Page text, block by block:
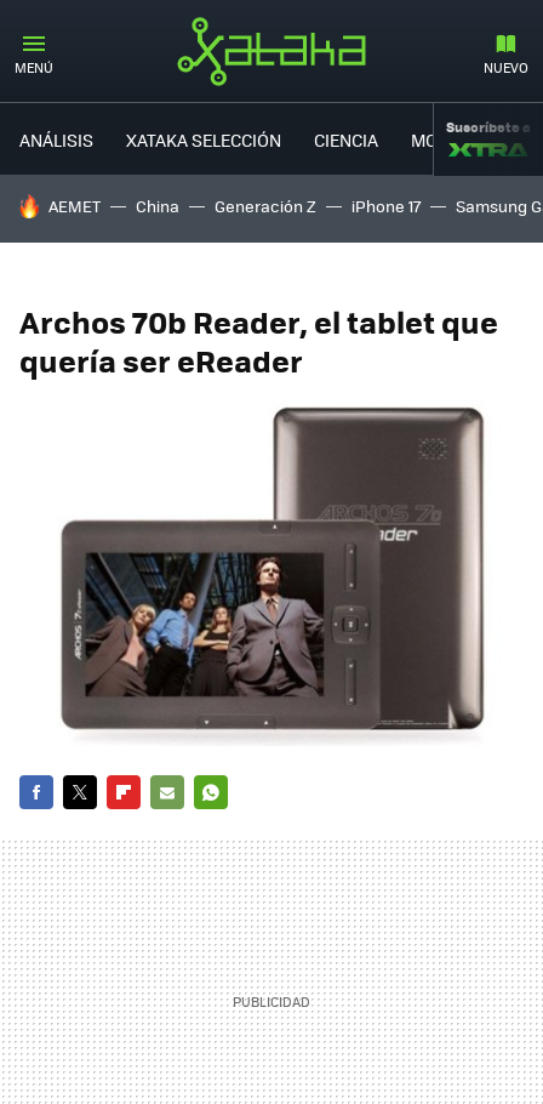
MENÚ NUEVO
ANÁLISIS XATAKA SELECCIÓN CIENCIA MOVILIDAD
Suscríbete a
HOY SE HABLA DE
AEMET China Generación Z iPhone 17 Samsung
Archos 70b Reader, el tablet que
quería ser eReader
MAIL